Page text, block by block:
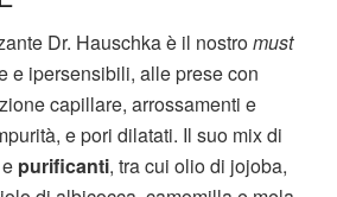
Dr. Hauschka è il nostromust
e ipersensibili, alle prese con
capillare, arrossamenti e
e pori dilatati. Il suo mix di
e purificanti, tra cui olio di jojoba,